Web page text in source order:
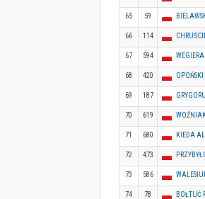
65 59
66 114
67 594
68 420 OPOŃSKI
69 187
70 619
71 680 KIEDA
72 473
73 586
74 78 BOŁTUĆ